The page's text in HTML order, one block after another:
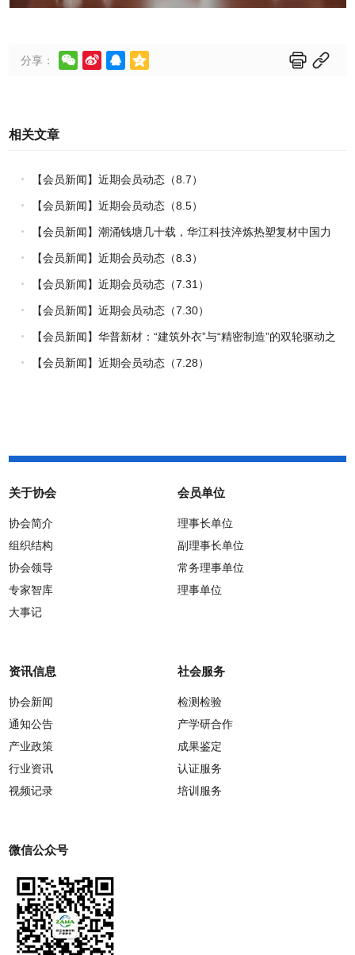
分享：      
相关文章
【会员新闻】近期会员动态（8.7）
【会员新闻】近期会员动态（8.5）
【会员新闻】潮涌钱塘几十载，华江科技淬炼热塑复材中国力
量
【会员新闻】近期会员动态（8.3）
【会员新闻】近期会员动态（7.31）
【会员新闻】近期会员动态（7.30）
【会员新闻】华普新材：“建筑外衣”与“精密制造”的双轮驱动之
路
【会员新闻】近期会员动态（7.28）
关于协会
协会简介
组织结构
协会领导
专家智库
大事记
会员单位
理事长单位
副理事长单位
常务理事单位
理事单位
资讯信息
协会新闻
通知公告
产业政策
行业资讯
视频记录
社会服务
检测检验
产学研合作
成果鉴定
认证服务
培训服务
微信公众号